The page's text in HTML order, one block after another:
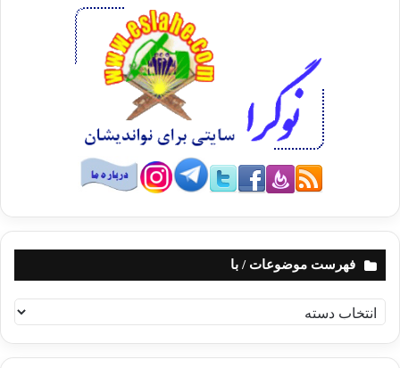
فهرست موضوعات / با
ه
ر